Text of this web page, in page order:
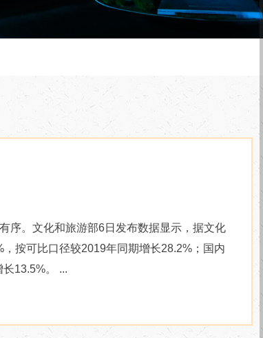
。文化和旅游部6日发布数据显示，据文化
按可比口径较2019年同期增长28.2%；国内
13.5%。 ...